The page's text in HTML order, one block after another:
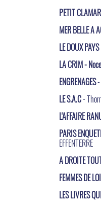
PETIT
MER BELLE A
LE DOUX
LA CRIM -
ENGRENAGES-
LE S.A.C-
L'AFFAIRE
PARIS
EFFENTERRE
A DROITE
FEMMES DE LOI
LES LIVRES